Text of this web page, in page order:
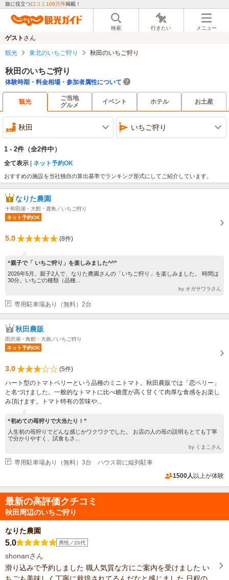
旅に役立つ口コミ100万件掲載！
検索 行きたい メニュー
ゲスト さん
観光 東北のいちご狩り 秋田のいちご狩り
秋田のいちご狩り
体験時期・料金相場・参加者属性について
観光
ご当地
グルメ
イベント ホテル お土産
秋田 いちご狩り
1 - 2件 （全2件中）
全て表示 ネット予約OK
おすすめの施設を当社独自の算出基準でランキング形式にしてご紹介しています。
なりた農園
十和田湖・大館・鹿角／いちご狩り
ネット予約OK
5.0 (8件)
“親子で「 いちご狩り」を楽しみました^^”
2026年5月。親子2人で、なりた農園さんの「いちご狩り」を楽しみました。 時間は
30分。いちごの種類（品種...
by オガサワラさん
専用駐車場あり（無料）2台
秋田農販
田沢湖・角館・大曲／いちご狩り
ネット予約OK
3.0
(5件)
ハート型のトマトベリーという品種のミニトマト。秋田農販では「恋ベリー」
と名づけました。一般的なトマトに比べ糖度が高く甘くて肉厚な食感をお楽し
み頂けます。トマト特有の苦味や...
“初めての苺狩りで大当たり！”
人生初の苺狩りでどんな感じかワクワクでした。 お店の人の苺の説明もとても丁寧
で分かりやすく、試食もさ...
by くまこさん
専用駐車場あり（無料）3台 ハウス前に縦列駐車
1500人 以上が体験
最新の高評価クチコミ
秋田周辺のいちご狩り
なりた農園
5.0 男性／20代
shonanさん
滑り込みで予約しました 職人気質な方にご案内を受けました い
ちごも美味しく丁寧に栽培されてるんだなと感じました 日程の